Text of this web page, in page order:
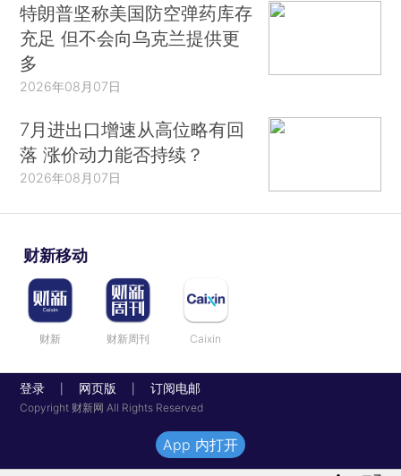
特朗普坚称美国防空弹药库存
充足 但不会向乌克兰提供更
多
2026年08月07日
7月进出口增速从高位略有回
落 涨价动力能否持续？
2026年08月07日
财新移动
财新 财新周刊 Caixin
登录 网页版 订阅电邮
Copyright 财新网 All Rights Reserved
App 内打开